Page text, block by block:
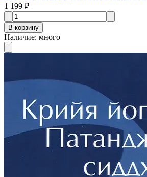
1 199 ₽
В корзину
Наличие: много